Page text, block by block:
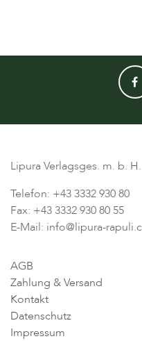
Lipura Verlagsges. m. b. H.
Telefon: +43 3332 930 80
Fax: +43 3332 930 80 55
E-Mail: info@lipura-
AGB
Zahlung & Versand
Kontakt
Datenschutz
Impressum